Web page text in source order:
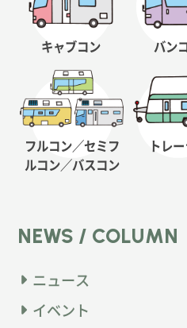
キャブコン バン
フルコン／セミフ
ルコン／バスコン
トレ
NEWS / COLUMN
ニュース
イベント